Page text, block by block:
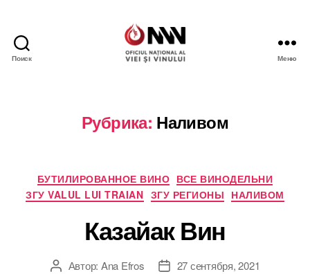
Поиск Меню
Рубрика: Наливом
Рубрики
БУТИЛИРОВАННОЕ ВИНО ВСЕ ВИНОДЕЛЬНИ
ЗГУ VALUL LUI TRAIAN ЗГУ РЕГИОНЫ НАЛИВОМ
Казайак Вин
АвторАвтор: Ana Efros
Дата27 сентября, 2021